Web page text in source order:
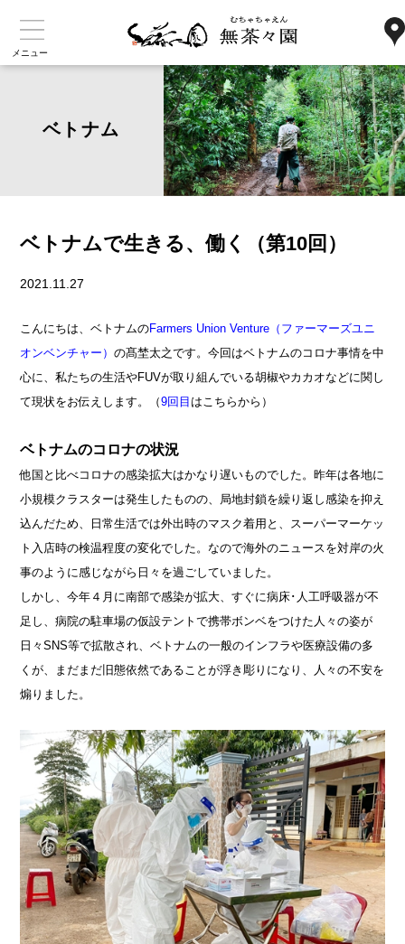
メニュー
ベトナム
ベトナムで生きる、働く（第10回）
2021.11.27
こんにちは、ベトナムのFarmers Union Venture（ファーマーズユニ
オンベンチャー）の髙埜太之です。今回はベトナムのコロナ事情を中
心に、私たちの生活やFUVが取り組んでいる胡椒やカカオなどに関し
て現状をお伝えします。（9回目 はこちらから）
ベトナムのコロナの状況
他国と比べコロナの感染拡大はかなり遅いものでした。昨年は各地に
小規模クラスターは発生したものの、局地封鎖を繰り返し感染を抑え
込んだため、日常生活では外出時のマスク着用と、スーパーマーケッ
ト入店時の検温程度の変化でした。なので海外のニュースを対岸の火
事のように感じながら日々を過ごしていました。
しかし、今年４月に南部で感染が拡大、すぐに病床･人工呼吸器が不
足し、病院の駐車場の仮設テントで携帯ボンベをつけた人々の姿が
日々SNS等で拡散され、ベトナムの一般のインフラや医療設備の多
くが、まだまだ旧態依然であることが浮き彫りになり、人々の不安を
煽りました。